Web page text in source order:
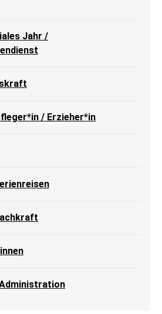
Jahr /
/ Erzieher*in